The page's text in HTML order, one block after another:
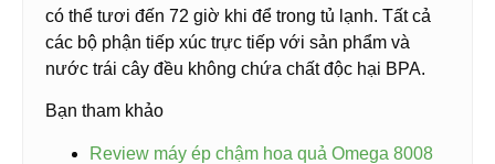
có thể tươi đến 72 giờ khi để trong tủ lạnh. Tất cả
các bộ phận tiếp xúc trực tiếp với sản phẩm và
nước trái cây đều không chứa chất độc hại BPA.
Bạn tham khảo
Review máy ép chậm hoa quả Omega 8008